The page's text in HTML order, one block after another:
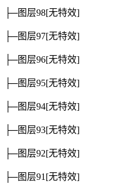
├─图层98[无特效]
├─图层97[无特效]
├─图层96[无特效]
├─图层95[无特效]
├─图层94[无特效]
├─图层93[无特效]
├─图层92[无特效]
├─图层91 [无特效]